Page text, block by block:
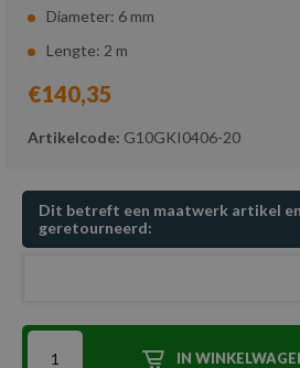
Diameter: 6 mm
Lengte: 2 m
€140,35
Artikelcode: G10GKI0406-20
Dit betreft een maatwerk artikel
geretourneerd:
IN